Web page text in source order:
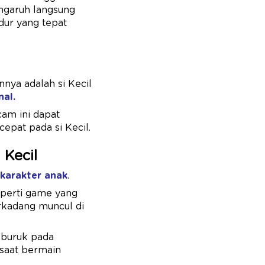
langsung
yang tepat
adalah si Kecil
ini dapat
pada si Kecil.
anak.
game yang
muncul di
pada
bermain